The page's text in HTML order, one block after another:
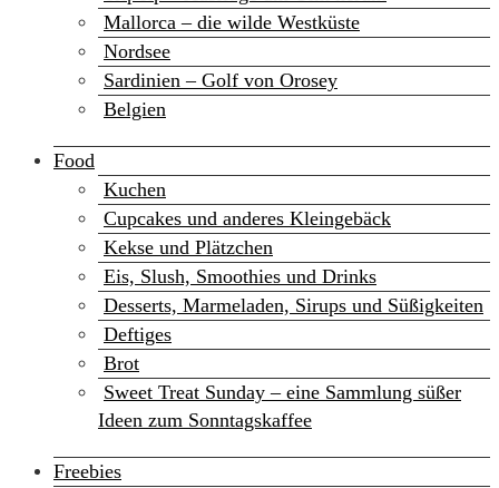
Mallorca – die wilde Westküste
Nordsee
Sardinien – Golf von Orosey
Belgien
Food
Kuchen
Cupcakes und anderes Kleingebäck
Kekse und Plätzchen
Eis, Slush, Smoothies und Drinks
Desserts, Marmeladen, Sirups und Süßigkeiten
Deftiges
Brot
Sweet Treat Sunday – eine Sammlung süßer
Ideen zum Sonntagskaffee
Freebies